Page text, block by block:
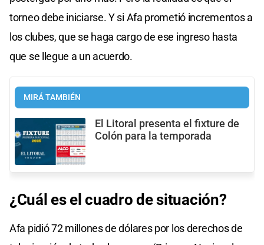
torneo debe iniciarse. Y si Afa prometió incrementos a
los clubes, que se haga cargo de ese ingreso hasta
que se llegue a un acuerdo.
MIRÁ TAMBIÉN
El Litoral presenta el fixture de
Colón para la temporada
¿Cuál es el cuadro de situación?
Afa pidió 72 millones de dólares por los derechos de